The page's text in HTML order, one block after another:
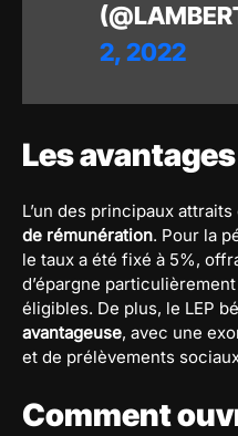
2, 2022
Les avantages
L’un des principaux
de rémunération. Pour la
le taux a été fixé à 5%,
d’épargne
éligibles. De plus, le LEP
avantageuse, avec une
et de prélèvements
Comment